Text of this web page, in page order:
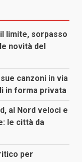
limite, sorpasso
novità del
canzoni in via
in forma privata
al Nord veloci e
le città da
per